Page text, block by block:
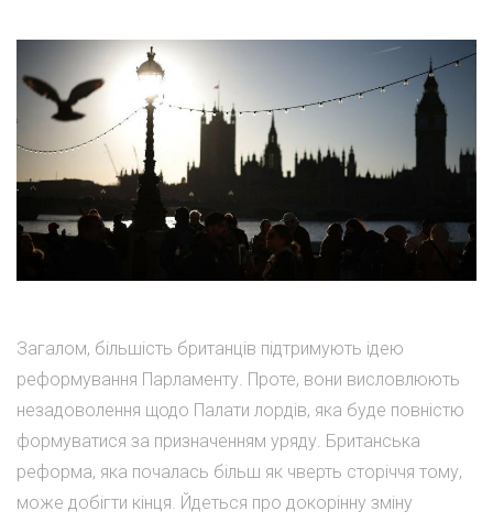
Загалом, більшість британців підтримують ідею
реформування Парламенту. Проте, вони висловлюють
незадоволення щодо Палати лордів, яка буде повністю
формуватися за призначенням уряду. Британська
реформа, яка почалась більш як чверть сторіччя тому,
може добігти кінця. Йдеться про докорінну зміну